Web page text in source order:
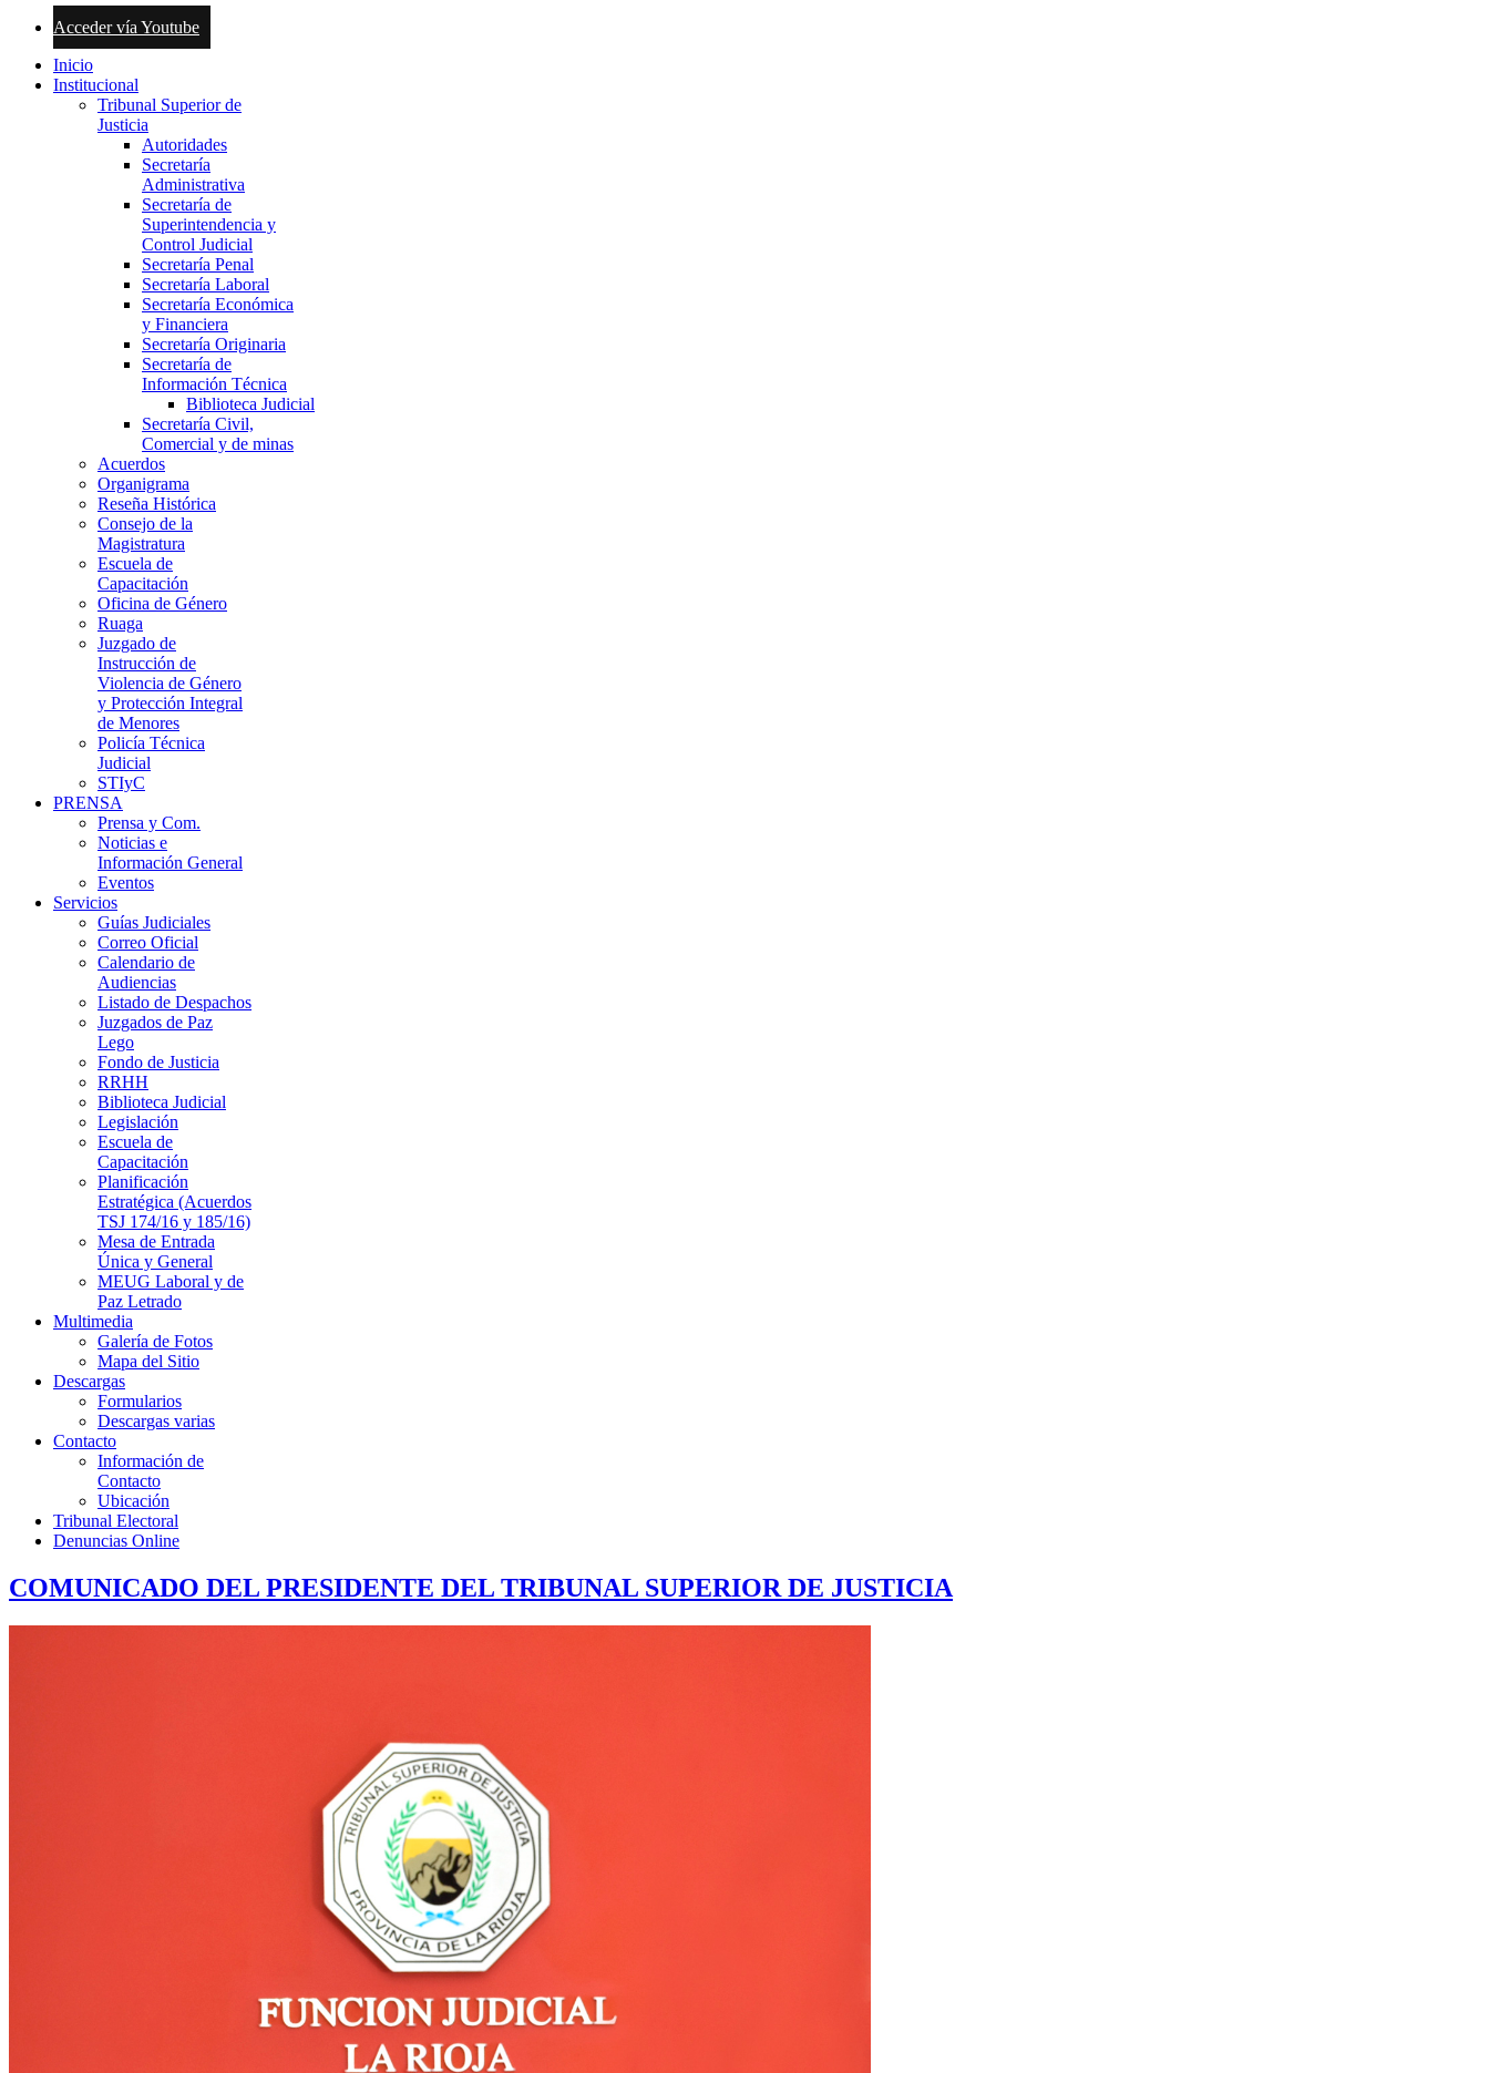
Acceder vía Youtube
Inicio
Institucional
Tribunal Superior de
Justicia
Autoridades
Secretaría
Administrativa
Secretaría de
Superintendencia y
Control Judicial
Secretaría Penal
Secretaría Laboral
Secretaría Económica
y Financiera
Secretaría Originaria
Secretaría de
Información Técnica
Biblioteca Judicial
Secretaría Civil,
Comercial y de minas
Acuerdos
Organigrama
Reseña Histórica
Consejo de la
Magistratura
Escuela de
Capacitación
Oficina de Género
Ruaga
Juzgado de
Instrucción de
Violencia de Género
y Protección Integral
de Menores
Policía Técnica
Judicial
STIyC
PRENSA
Prensa y Com.
Noticias e
Información General
Eventos
Servicios
Guías Judiciales
Correo Oficial
Calendario de
Audiencias
Listado de Despachos
Juzgados de Paz
Lego
Fondo de Justicia
RRHH
Biblioteca Judicial
Legislación
Escuela de
Capacitación
Planificación
Estratégica (Acuerdos
TSJ 174/16 y 185/16)
Mesa de Entrada
Única y General
MEUG Laboral y de
Paz Letrado
Multimedia
Galería de Fotos
Mapa del Sitio
Descargas
Formularios
Descargas varias
Contacto
Información de
Contacto
Ubicación
Tribunal Electoral
Denuncias Online
COMUNICADO DEL PRESIDENTE DEL TRIBUNAL SUPERIOR DE JUSTICIA